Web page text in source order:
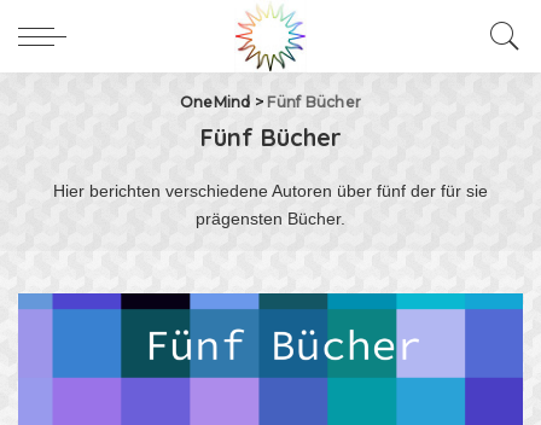
OneMind > Fünf Bücher
Fünf Bücher
Hier berichten verschiedene Autoren über fünf der für sie
prägensten Bücher.